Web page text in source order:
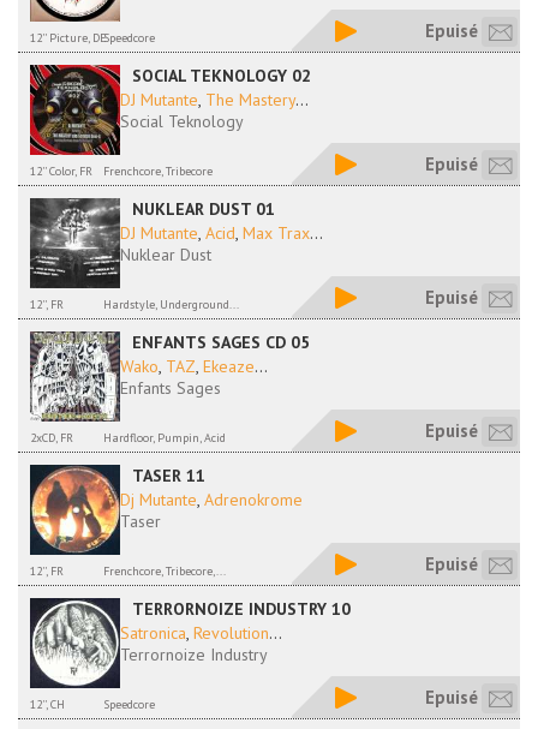
12'' Picture, DESpeedcore Epuisé
SOCIAL TEKNOLOGY 02
DJ Mutante, The Mastery...
Social Teknology
12'' Color, FR Frenchcore, Tribecore Epuisé
NUKLEAR DUST 01
DJ Mutante, Acid, Max Trax...
Nuklear Dust
12'', FR Hardstyle, Underground... Epuisé
ENFANTS SAGES CD 05
Wako, TAZ, Ekeaze...
Enfants Sages
2xCD, FR Hardfloor, Pumpin, Acid Epuisé
TASER 11
Dj Mutante, Adrenokrome
Taser
12'', FR Frenchcore, Tribecore,... Epuisé
TERRORNOIZE INDUSTRY 10
Satronica, Revolution...
Terrornoize Industry
12'', CH Speedcore Epuisé